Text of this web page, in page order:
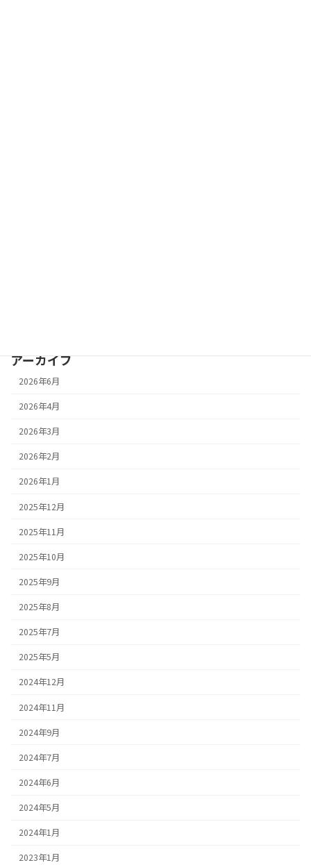
アーカイブ
2026年6月
2026年4月
2026年3月
2026年2月
2026年1月
2025年12月
2025年11月
2025年10月
2025年9月
2025年8月
2025年7月
2025年5月
2024年12月
2024年11月
2024年9月
2024年7月
2024年6月
2024年5月
2024年1月
2023年1月